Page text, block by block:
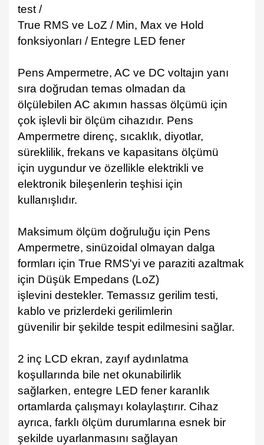
test /
True RMS ve LoZ / Min, Max ve Hold
fonksiyonları / Entegre LED fener
Pens Ampermetre, AC ve DC voltajın yanı
sıra doğrudan temas olmadan da
ölçülebilen AC akımın hassas ölçümü için
çok işlevli bir ölçüm cihazıdır. Pens
Ampermetre direnç, sıcaklık, diyotlar,
süreklilik, frekans ve kapasitans ölçümü
için uygundur ve özellikle elektrikli ve
elektronik bileşenlerin teşhisi için
kullanışlıdır.
Maksimum ölçüm doğruluğu için Pens
Ampermetre, sinüzoidal olmayan dalga
formları için True RMS'yi ve paraziti azaltmak
için Düşük Empedans (LoZ)
işlevini destekler. Temassız gerilim testi,
kablo ve prizlerdeki gerilimlerin
güvenilir bir şekilde tespit edilmesini sağlar.
2 inç LCD ekran, zayıf aydınlatma
koşullarında bile net okunabilirlik
sağlarken, entegre LED fener karanlık
ortamlarda çalışmayı kolaylaştırır. Cihaz
ayrıca, farklı ölçüm durumlarına esnek bir
şekilde uyarlanmasını sağlayan